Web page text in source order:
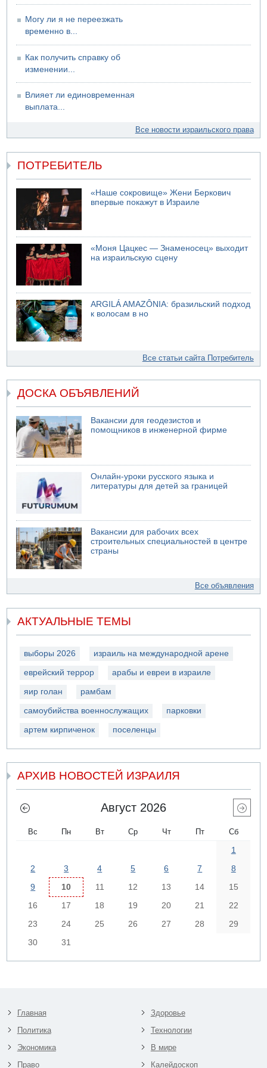
09.08.2026 18:15
пренебрежение и обман по отношению к американской
администрации и команде президента Трампа»
ХАМАС объявил, что обязуется исполнять соглашение с
международными посредниками и Советом мира по
"дорожной карте" из 15 пунктов
Могу ли я не переезжать
временно в...
Как получить справку об
изменении...
Влияет ли единовременная
выплата...
Все новости израильского права
ПОТРЕБИТЕЛЬ
«Наше сокровище» Жени Беркович
впервые покажут в Израиле
«Моня Цацкес — Знаменосец» выходит
на израильскую сцену
ARGILÁ AMAZÔNIA: бразильский подход
к волосам в но
Все статьи сайта Потребитель
ДОСКА ОБЪЯВЛЕНИЙ
Вакансии для геодезистов и
помощников в инженерной фирме
Онлайн-уроки русского языка и
литературы для детей за границей
Вакансии для рабочих всех
строительных специальностей в центре
страны
Все объявления
АКТУАЛЬНЫЕ ТЕМЫ
выборы 2026 израиль на международной арене
еврейский террор арабы и евреи в израиле
яир голан рамбам
самоубийства военнослужащих парковки
артем кирпиченок поселенцы
АРХИВ НОВОСТЕЙ ИЗРАИЛЯ
Август 2026
Вс Пн Вт Ср Чт Пт Сб
1
2
3 4 5 6 7
8
9
10 11 12 13 14
15
16
17 18 19 20 21
22
23
24 25 26 27 28
29
30
31
Главная
Политика
Экономика
Право
Здоровье
Технологии
В мире
Калейдоскоп